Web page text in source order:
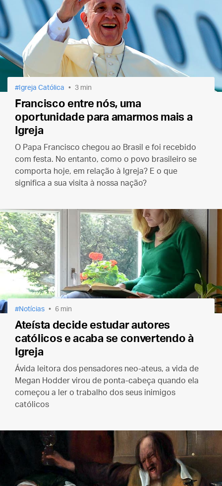
Igreja Católica 3 min
Francisco entre nós, uma
oportunidade para amarmos mais a
Igreja
O Papa Francisco chegou ao Brasil e foi recebido
com festa. No entanto, como o povo brasileiro se
comporta hoje, em relação à Igreja? E o que
significa a sua visita à nossa nação?
Notícias 6 min
Ateísta decide estudar autores
católicos e acaba se convertendo à
Igreja
Ávida leitora dos pensadores neo-ateus, a vida de
Megan Hodder virou de ponta-cabeça quando ela
começou a ler o trabalho dos seus inimigos
católicos